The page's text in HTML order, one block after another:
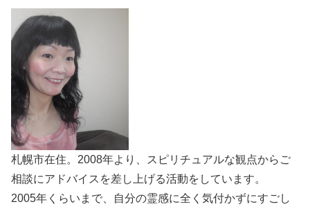
札幌市在住。2008年より、スピリチュアルな観点からご
相談にアドバイスを差し上げる活動をしています。
2005年くらいまで、自分の霊感に全く気付かずにすごし